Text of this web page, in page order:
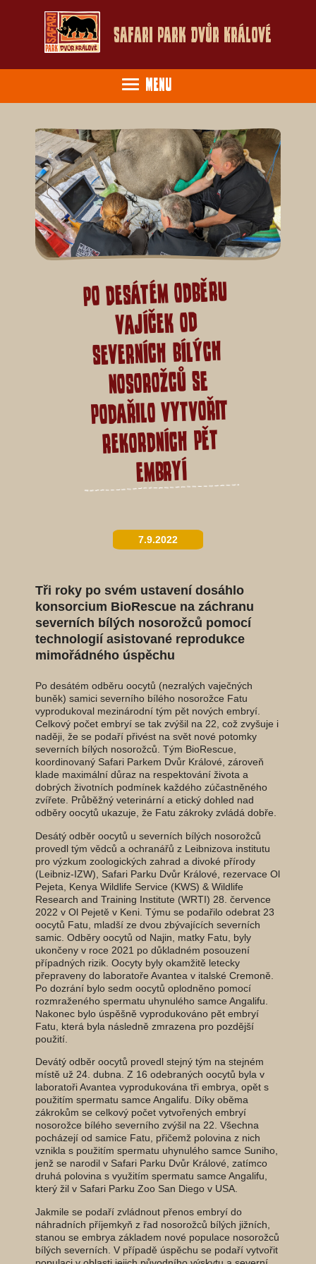
Safari Park Dvůr Králové
Menu
Po desátém odběru
vajíček od
severních bílých
nosorožců se
podařilo vytvořit
rekordních pět
embryí
7.9.2022
Tři roky po svém ustavení dosáhlo
konsorcium BioRescue na záchranu
severních bílých nosorožců pomocí
technologií asistované reprodukce
mimořádného úspěchu
Po desátém odběru oocytů (nezralých vaječných
buněk) samici severního bílého nosorožce Fatu
vyprodukoval mezinárodní tým pět nových embryí.
Celkový počet embryí se tak zvýšil na 22, což zvyšuje i
naději, že se podaří přivést na svět nové potomky
severních bílých nosorožců. Tým BioRescue,
koordinovaný Safari Parkem Dvůr Králové, zároveň
klade maximální důraz na respektování života a
dobrých životních podmínek každého zúčastněného
zvířete. Průběžný veterinární a etický dohled nad
odběry oocytů ukazuje, že Fatu zákroky zvládá dobře.
Desátý odběr oocytů u severních bílých nosorožců
provedl tým vědců a ochranářů z Leibnizova institutu
pro výzkum zoologických zahrad a divoké přírody
(Leibniz-IZW), Safari Parku Dvůr Králové, rezervace Ol
Pejeta, Kenya Wildlife Service (KWS) & Wildlife
Research and Training Institute (WRTI) 28. července
2022 v Ol Pejetě v Keni. Týmu se podařilo odebrat 23
oocytů Fatu, mladší ze dvou zbývajících severních
samic. Odběry oocytů od Najin, matky Fatu, byly
ukončeny v roce 2021 po důkladném posouzení
případných rizik. Oocyty byly okamžitě letecky
přepraveny do laboratoře Avantea v italské Cremoně.
Po dozrání bylo sedm oocytů oplodněno pomocí
rozmraženého spermatu uhynulého samce Angalifu.
Nakonec bylo úspěšně vyprodukováno pět embryí
Fatu, která byla následně zmrazena pro pozdější
použití.
Devátý odběr oocytů provedl stejný tým na stejném
místě už 24. dubna. Z 16 odebraných oocytů byla v
laboratoři Avantea vyprodukována tři embrya, opět s
použitím spermatu samce Angalifu. Díky oběma
zákrokům se celkový počet vytvořených embryí
nosorožce bílého severního zvýšil na 22. Všechna
pocházejí od samice Fatu, přičemž polovina z nich
vznikla s použitím spermatu uhynulého samce Suniho,
jenž se narodil v Safari Parku Dvůr Králové, zatímco
druhá polovina s využitím spermatu samce Angalifu,
který žil v Safari Parku Zoo San Diego v USA.
Jakmile se podaří zvládnout přenos embryí do
náhradních příjemkyň z řad nosorožců bílých jižních,
stanou se embrya základem nové populace nosorožců
bílých severních. V případě úspěchu se podaří vytvořit